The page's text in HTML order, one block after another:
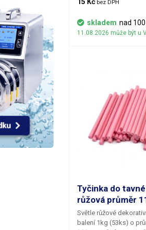
především pro
dekoračnímu lepení či
vyznačují výbornou
běžným povrchům a
bez DPH
skladem nad
11.08.2026 může být u
Tyčinka do
růžová průměr
Světle růžové
balení 1kg (53ks) o